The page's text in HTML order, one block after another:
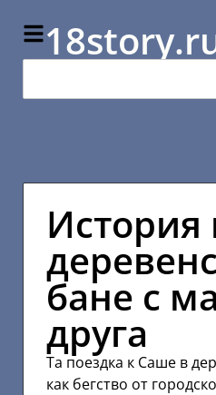
История
бане с
друга
Та поездка к Саше в
как бегство от